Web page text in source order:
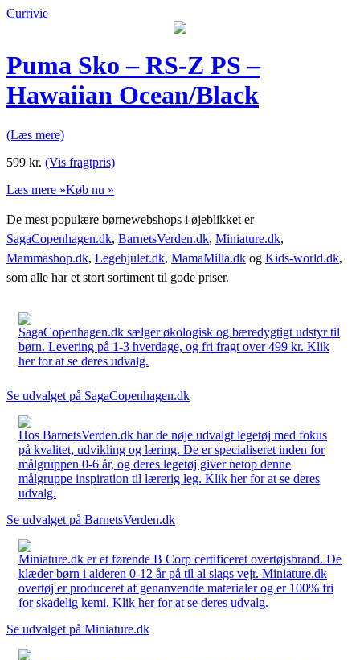
Currivie
Puma Sko – RS-Z PS –
Hawaiian Ocean/Black
(Læs mere)
599 kr. (Vis fragtpris)
Læs mere »Køb nu »
De mest populære børnewebshops i øjeblikket er
SagaCopenhagen.dk, BarnetsVerden.dk, Miniature.dk,
Mammashop.dk, Legehjulet.dk, MamaMilla.dk og Kids-world.dk,
som alle har et stort sortiment til gode priser.
SagaCopenhagen.dk sælger økologisk og bæredygtigt udstyr til
børn. Levering på 1-3 hverdage, og fri fragt over 499 kr. Klik
her for at se deres udvalg.
Se udvalget på SagaCopenhagen.dk
Hos BarnetsVerden.dk har de nøje udvalgt legetøj med fokus
på kvalitet, udvikling og læring. De er specialiseret inden for
målgruppen 0-6 år, og deres legetøj giver netop denne
målgruppe inspiration til lærerig leg. Klik her for at se deres
udvalg.
Se udvalget på BarnetsVerden.dk
Miniature.dk er et førende B Corp certificeret overtøjsbrand. De
klæder børn i alderen 0-12 år på til al slags vejr. Miniature.dk
overtøj er produceret af genanvendte materialer og er 100% fri
for skadelig kemi. Klik her for at se deres udvalg.
Se udvalget på Miniature.dk